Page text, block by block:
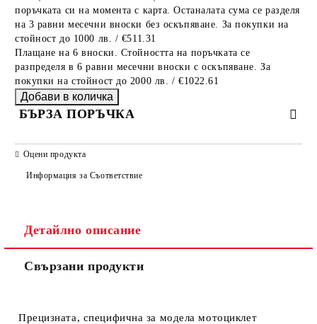
поръчката си на момента с карта. Останалата сума се разделя
на 3 равни месечни вноски без оскъпяване. За покупки на
стойност до 1000 лв. / €511.31
Плащане на 6 вноски. Стойността на поръчката се
разпределя в 6 равни месечни вноски с оскъпяване. За
покупки на стойност до 2000 лв. / €1022.61
БЪРЗА ПОРЪЧКА
Съгласен съм с
Ние ще се свържем с вас в рамките на работния ден.
Оцени продукта
Информация за Съответствие
Детайлно описание
Свързани продукти
Прецизната, специфична за модела мотоциклет